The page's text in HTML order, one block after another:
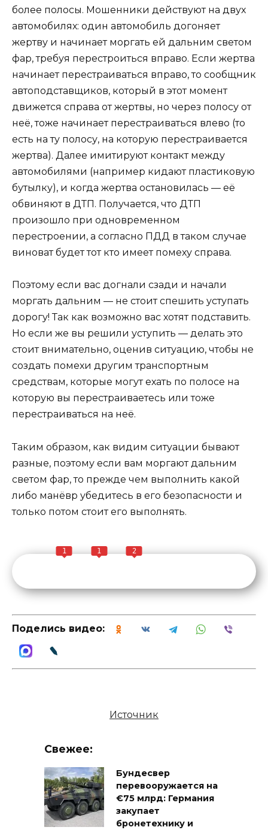
более полосы. Мошенники действуют на двух
автомобилях: один автомобиль догоняет
жертву и начинает моргать ей дальним светом
фар, требуя перестроиться вправо. Если жертва
начинает перестраиваться вправо, то сообщник
автоподставщиков, который в этот момент
движется справа от жертвы, но через полосу от
неё, тоже начинает перестраиваться влево (то
есть на ту полосу, на которую перестраивается
жертва). Далее имитируют контакт между
автомобилями (например кидают пластиковую
бутылку), и когда жертва остановилась — её
обвиняют в ДТП. Получается, что ДТП
произошло при одновременном
перестроении, а согласно ПДД в таком случае
виноват будет тот кто имеет помеху справа.
Поэтому если вас догнали сзади и начали
моргать дальним — не стоит спешить уступать
дорогу! Так как возможно вас хотят подставить.
Но если же вы решили уступить — делать это
стоит внимательно, оценив ситуацию, чтобы не
создать помехи другим транспортным
средствам, которые могут ехать по полосе на
которую вы перестраиваетесь или тоже
перестраиваться на неё.
Таким образом, как видим ситуации бывают
разные, поэтому если вам моргают дальним
светом фар, то прежде чем выполнить какой
либо манёвр убедитесь в его безопасности и
только потом стоит его выполнять.
1 1 2
Поделись видео:
Источник
Свежее:
Бундесвер
перевооружается на
€75 млрд: Германия
закупает
бронетехнику и